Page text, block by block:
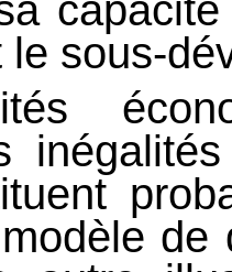
le sous-
de